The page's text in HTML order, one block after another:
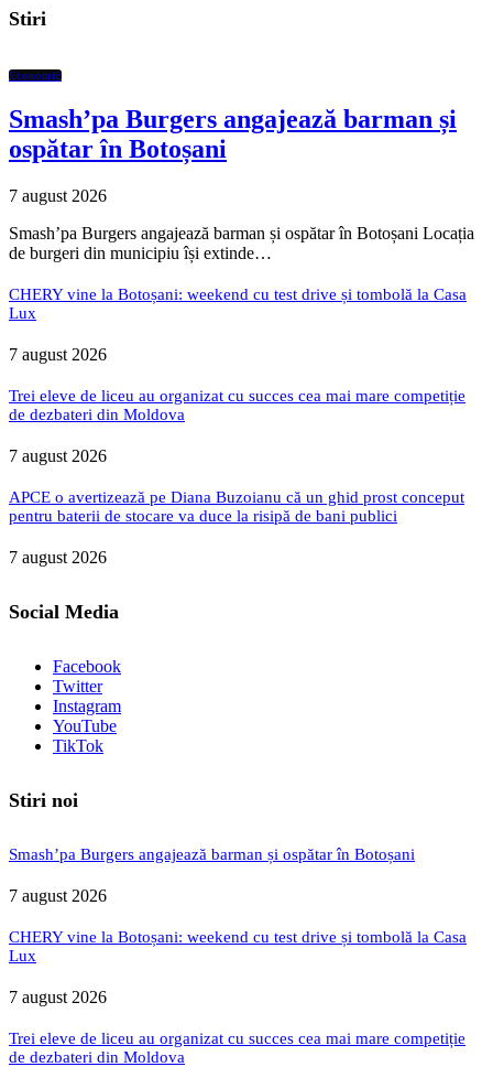
Stiri
Economic
Smash’pa Burgers angajează barman și
ospătar în Botoșani
7 august 2026
Smash’pa Burgers angajează barman și ospătar în Botoșani Locația
de burgeri din municipiu își extinde…
CHERY vine la Botoșani: weekend cu test drive și tombolă la Casa
Lux
7 august 2026
Trei eleve de liceu au organizat cu succes cea mai mare competiție
de dezbateri din Moldova
7 august 2026
APCE o avertizează pe Diana Buzoianu că un ghid prost conceput
pentru baterii de stocare va duce la risipă de bani publici
7 august 2026
Social Media
Facebook
Twitter
Instagram
YouTube
TikTok
Stiri noi
Smash’pa Burgers angajează barman și ospătar în Botoșani
7 august 2026
CHERY vine la Botoșani: weekend cu test drive și tombolă la Casa
Lux
7 august 2026
Trei eleve de liceu au organizat cu succes cea mai mare competiție
de dezbateri din Moldova